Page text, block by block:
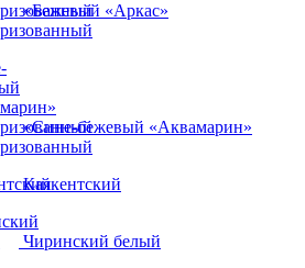
«Бежевый «Аркас»
«Сине-бежевый «Аквамарин»
Каякентский
Чиринский белый